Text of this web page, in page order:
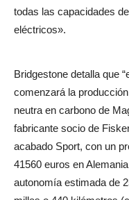
todas las capacidades
eléctricos».
Bridgestone detalla que
comenzará la
neutra en carbono de
fabricante socio de
acabado Sport, con un
41560 euros en
autonomía estimada de